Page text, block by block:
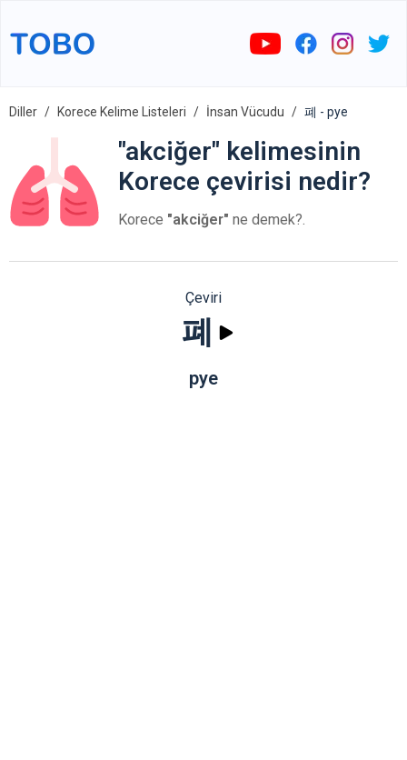
Diller Korece Kelime Listeleri İnsan Vücudu 폐 - pye
"akciğer" kelimesinin
Korece çevirisi nedir?
Korece "akciğer" ne demek?.
Çeviri
폐
pye